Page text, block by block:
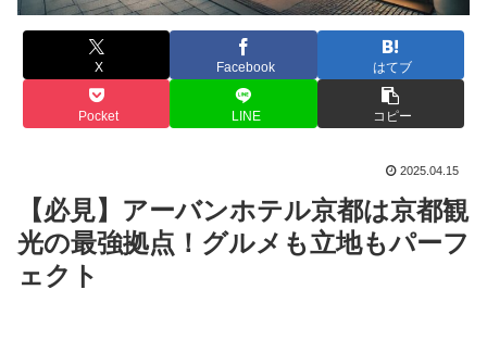
X Facebook はてブ
Pocket LINE コピー
2025.04.15
【必見】アーバンホテル京都は京都観
光の最強拠点！グルメも立地もパーフ
ェクト